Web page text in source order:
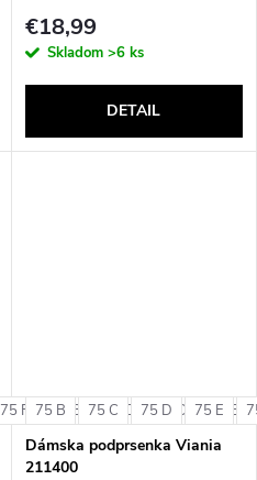
€18,99
Skladom >6 ks
DETAIL
75 F 80 B 80 C 80 D 80 E
75 B 75 C 75 D 75 E
Dámska podprsenka Viania
211400